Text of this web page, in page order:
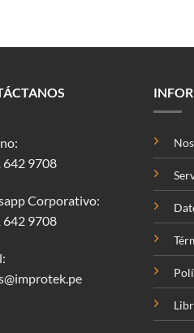
642 9708
Corporativo:
642 9708